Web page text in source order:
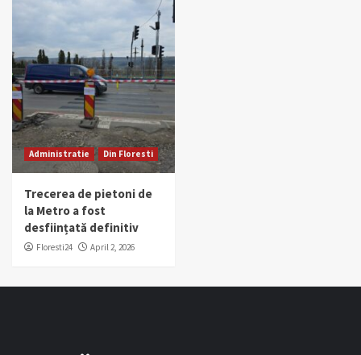
Administratie Din Floresti
Trecerea de pietoni de
la Metro a fost
desființată definitiv
Floresti24 April 2, 2026